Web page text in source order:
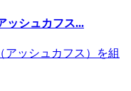
ッシュカフス...